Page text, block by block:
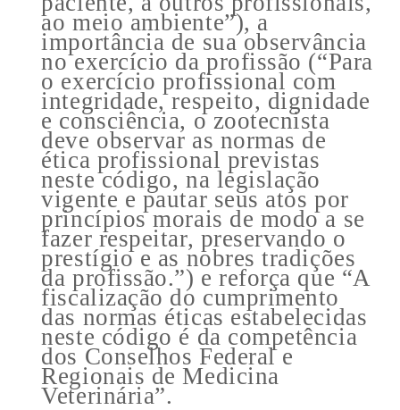
ao meio ambiente”), a
importância de sua observância
no exercício da profissão (“Para
o exercício profissional com
integridade, respeito, dignidade
e consciência, o zootecnista
deve observar as normas de
ética profissional previstas
neste código, na legislação
vigente e pautar seus atos por
princípios morais de modo a se
fazer respeitar, preservando o
prestígio e as nobres tradições
da profissão.”) e reforça que “A
fiscalização do cumprimento
das normas éticas estabelecidas
neste código é da competência
dos Conselhos Federal e
Regionais de Medicina
Veterinária”.